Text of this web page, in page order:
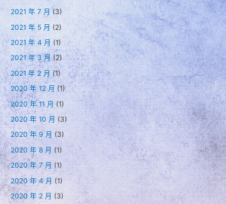
2021 年 7 月 (3)
2021 年 5 月 (2)
2021 年 4 月 (1)
2021 年 3 月(2)
2021 年 2 月(1)
2020 年 12 月(1)
2020 年 11 月(1)
2020 年 10 月 (3)
2020 年 9 月 (3)
2020 年 8 月 (1)
2020 年 7 月 (1)
2020 年 4 月 (1)
2020 年 2 月 (3)